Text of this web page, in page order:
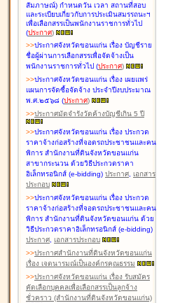
สัมภาษณ์) กำหนดวัน เวลา สถานที่สอบ
และระเบียบเกี่ยวกับการประเมินสมรรถนะฯ
เพื่อเลือกสรรเป็นพนักงานราชการทั่วไป
(ประกาศ)
>>ประกาศจังหวัดขอนแก่น เรื่อง บัญชีราย
ชื่อผู้ผ่านการเลือกสรรเพื่อจัดจ้างเป็น
พนักงานราชการทั่วไป (ประกาศ)
>>ประกาศจังหวัดขอนแก่น เรื่อง เผยแพร่
แผนการจัดซื้อจัดจ้าง ประจำปีงบประมาณ
พ.ศ.๒๕๖๘ (ประกาศ)
>>ประกาศมัดจำรังวัดค้างบัญชีเกิน 5 ปี
>>ประกาศจังหวัดขอนแก่น เรื่อง ประกวด
ราคาจ้างก่อสร้างที่จอดรถประชาชนและคน
พิการ สำนักงานที่ดินจังหวัดขอนแก่น
สาขากระนวน ด้วยวิธีประกวดราคา
อิเล็กทรอนิกส์ (e-bidding) ประกาศ, เอกสาร
ประกอบ
>>ประกาศจังหวัดขอนแก่น เรื่อง ประกวด
ราคาจ้างก่อสร้างที่จอดรถประชาชนและคน
พิการ สำนักงานที่ดินจังหวัดขอนแก่น ด้วย
วิธีประกวดราคาอิเล็กทรอนิกส์ (e-bidding)
ประกาศ, เอกสารประกอบ
>>ประกาศสำนักงานที่ดินจังหวัดขอนแก่น
เรื่อง เจตนารมณ์เป็นองค์กรคุณธรรม
>>ประกาศจังหวัดขอนแก่น เรื่อง รับสมัคร
คัดเลือกบุคคลเพื่อเลือกสรรเป็นลูกจ้าง
ชั่วคราว (สำนักงานที่ดินจังหวัดขอนแก่น)